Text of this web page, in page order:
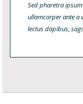
Sed pharetra
ullamcorper ante a
lectus dapibus,